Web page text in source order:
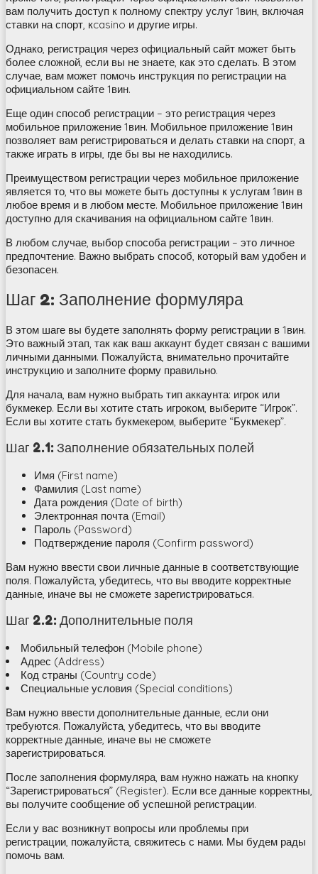
вам получить доступ к полному спектру услуг 1вин, включая
ставки на спорт, кcasino и другие игры.
Однако, регистрация через официальный сайт может быть
более сложной, если вы не знаете, как это сделать. В этом
случае, вам может помочь инструкция по регистрации на
официальном сайте 1вин.
Еще один способ регистрации – это регистрация через
мобильное приложение 1вин. Мобильное приложение 1вин
позволяет вам регистрироваться и делать ставки на спорт, а
также играть в игры, где бы вы не находились.
Преимуществом регистрации через мобильное приложение
является то, что вы можете быть доступны к услугам 1вин в
любое время и в любом месте. Мобильное приложение 1вин
доступно для скачивания на официальном сайте 1вин.
В любом случае, выбор способа регистрации – это личное
предпочтение. Важно выбрать способ, который вам удобен и
безопасен.
Шаг 2: Заполнение формуляра
В этом шаге вы будете заполнять форму регистрации в 1вин.
Это важный этап, так как ваш аккаунт будет связан с вашими
личными данными. Пожалуйста, внимательно прочитайте
инструкцию и заполните форму правильно.
Для начала, вам нужно выбрать тип аккаунта: игрок или
букмекер. Если вы хотите стать игроком, выберите “Игрок”.
Если вы хотите стать букмекером, выберите “Букмекер”.
Шаг 2.1: Заполнение обязательных полей
Имя (First name)
Фамилия (Last name)
Дата рождения (Date of birth)
Электронная почта (Email)
Пароль (Password)
Подтверждение пароля (Confirm password)
Вам нужно ввести свои личные данные в соответствующие
поля. Пожалуйста, убедитесь, что вы вводите корректные
данные, иначе вы не сможете зарегистрироваться.
Шаг 2.2: Дополнительные поля
Мобильный телефон (Mobile phone)
Адрес (Address)
Код страны (Country code)
Специальные условия (Special conditions)
Вам нужно ввести дополнительные данные, если они
требуются. Пожалуйста, убедитесь, что вы вводите
корректные данные, иначе вы не сможете
зарегистрироваться.
После заполнения формуляра, вам нужно нажать на кнопку
“Зарегистрироваться” (Register). Если все данные корректны,
вы получите сообщение об успешной регистрации.
Если у вас возникнут вопросы или проблемы при
регистрации, пожалуйста, свяжитесь с нами. Мы будем рады
помочь вам.